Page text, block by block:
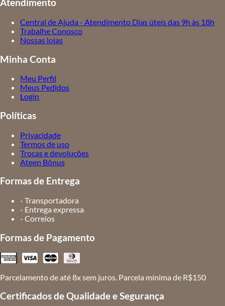
Atendimento
Central de Ajuda - Atendimento Dias úteis das 9h às 18h
Trabalhe Conosco
Nossas lojas
Minha Conta
Meu Perfil
Meus Pedidos
Login
Políticas
Privacidade
Termos de uso
Trocas e devoluções
Ateen Bônus
Formas de Entrega
- Transportadora
- Entrega expressa
- Correios
Formas de Pagamento
Parcelamento de até 8x sem juros. Parcela mínima de R$150
Certificados de Qualidade e Segurança